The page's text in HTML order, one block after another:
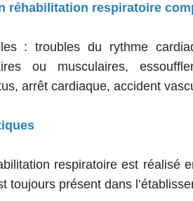
réhabilitation respiratoire
: troubles du rythme
ou musculaires,
arrêt cardiaque, accident
respiratoire est réalisé
toujours présent dans